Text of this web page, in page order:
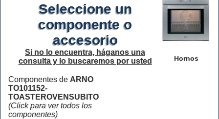
Hornos
Seleccione un
componente o
accesorio
Si no lo encuentra, háganos una
consulta y lo buscaremos por usted
Componentes de ARNO
TO101152-
TOASTEROVENSUBITO
(Click para ver todos los
componentes)